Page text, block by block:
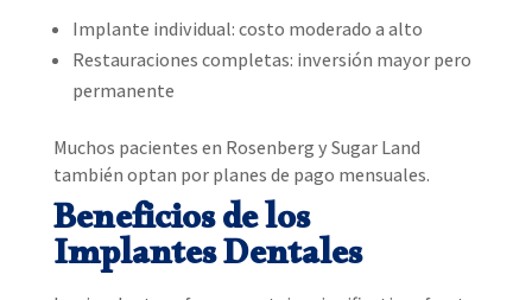
Implante individual: costo moderado a alto
Restauraciones completas: inversión mayor pero
permanente
Muchos pacientes en Rosenberg y Sugar Land
también optan por planes de pago mensuales.
Beneficios de los
Implantes Dentales